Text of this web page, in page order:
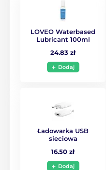
LOVEO Waterbased
Lubricant 100ml
24.83 zł
Dodaj
Ładowarka USB
sieciowa
16.50 zł
Dodaj